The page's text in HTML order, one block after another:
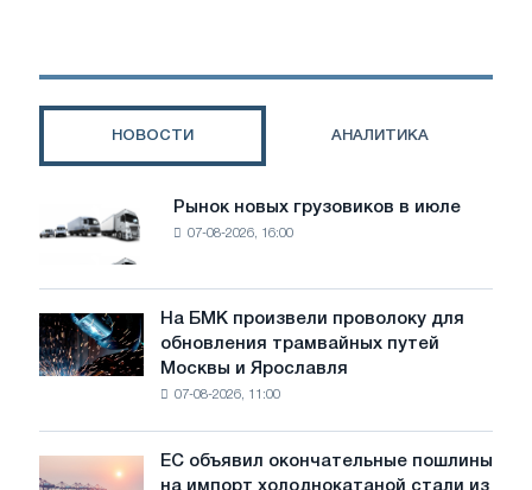
на
НОВОСТИ АНАЛИТИКА
Рынок
новых
грузовиков
в
июле
Рынок новых грузовиков в июле
07-08-2026, 16:00
На
БМК
произвели
трамвайных
На БМК произвели проволоку для
обновления трамвайных путей
Москвы и Ярославля
07-08-2026, 11:00
ЕС объявил окончательные пошлины
на импорт холоднокатаной стали из